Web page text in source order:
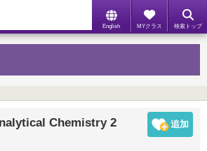
English MYクラス 検索トップ
Chemistry 2